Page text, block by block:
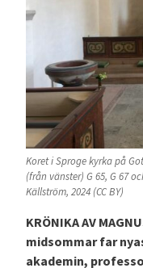
Koret i Sproge kyrka på
(från vänster) G 65, G 67
Källström, 2024 (CC BY)
KRÖNIKA AV
midsommar far
akademin,